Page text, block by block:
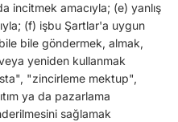
incitmek amacıyla; (e) yanlış
(f) işbu Şartlar'a uygun
bile göndermek, almak,
yeniden kullanmak
"zincirleme mektup",
ya da pazarlama
sağlamak